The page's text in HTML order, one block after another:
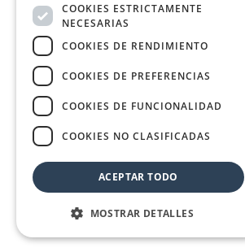
COOKIES ESTRICTAMENTE
NECESARIAS
COOKIES DE RENDIMIENTO
COOKIES DE PREFERENCIAS
COOKIES DE FUNCIONALIDAD
COOKIES NO CLASIFICADAS
ACEPTAR TODO
MOSTRAR DETALLES